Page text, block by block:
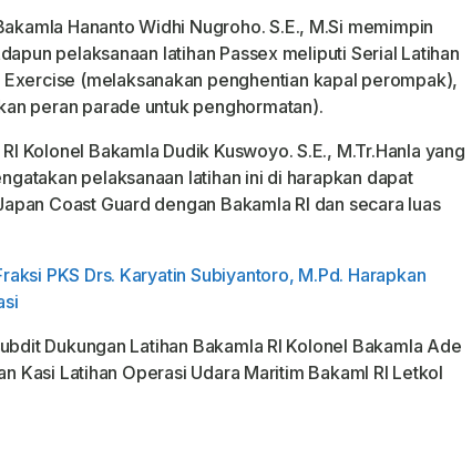
Hananto Widhi Nugroho. S.E., M.Si memimpin
pelaksanaan latihan Passex meliputi Serial Latihan
(melaksanakan penghentian kapal perompak),
peran parade untuk penghormatan).
Kolonel Bakamla Dudik Kuswoyo. S.E., M.Tr.Hanla yang
pelaksanaan latihan ini di harapkan dapat
Coast Guard dengan Bakamla RI dan secara luas
PKS Drs. Karyatin Subiyantoro, M.Pd. Harapkan
Dukungan Latihan Bakamla RI Kolonel Bakamla Ade
Kasi Latihan Operasi Udara Maritim Bakaml RI Letkol